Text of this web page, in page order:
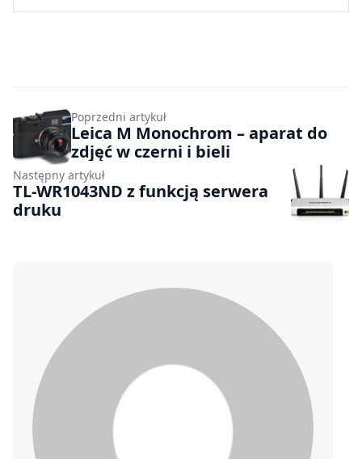
Poprzedni artykuł
Leica M Monochrom – aparat do
zdjęć w czerni i bieli
Następny artykuł
TL-WR1043ND z funkcją serwera
druku